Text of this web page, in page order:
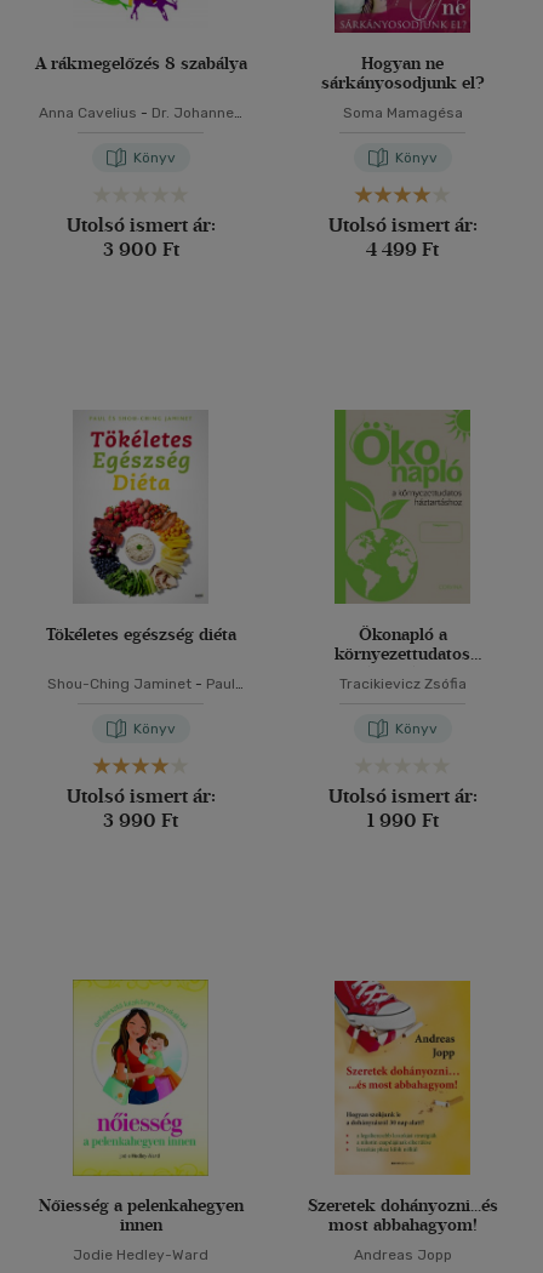
A rákmegelőzés 8 szabálya
Anna Cavelius - Dr. Johannes
Freerk T.baumann
Könyv
Utolsó ismert ár:
3 900 Ft
Hogyan ne
sárkányosodjunk el?
Soma Mamagésa
Könyv
Utolsó ismert ár:
4 499 Ft
Tökéletes egészség diéta
Shou-Ching Jaminet- Paul
Könyv
Utolsó ismert ár:
3 990 Ft
Ökonapló a
környezettudatos
Tracikievicz Zsófia
Könyv
Utolsó ismert ár:
1 990 Ft
Nőiesség a pelenkahegyen
innen
Jodie Hedley-Ward
Szeretek dohányozni...és
most abbahagyom!
Andreas Jopp